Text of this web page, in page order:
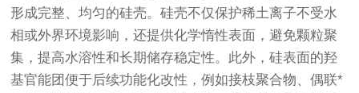
形成完整、均匀的硅壳。硅壳不仅保护稀土离子不受水
相或外界环境影响，还提供化学惰性表面，避免颗粒聚
集，提高水溶性和长期储存稳定性。此外，硅表面的羟
基官能团便于后续功能化改性，例如接枝聚合物、偶联*